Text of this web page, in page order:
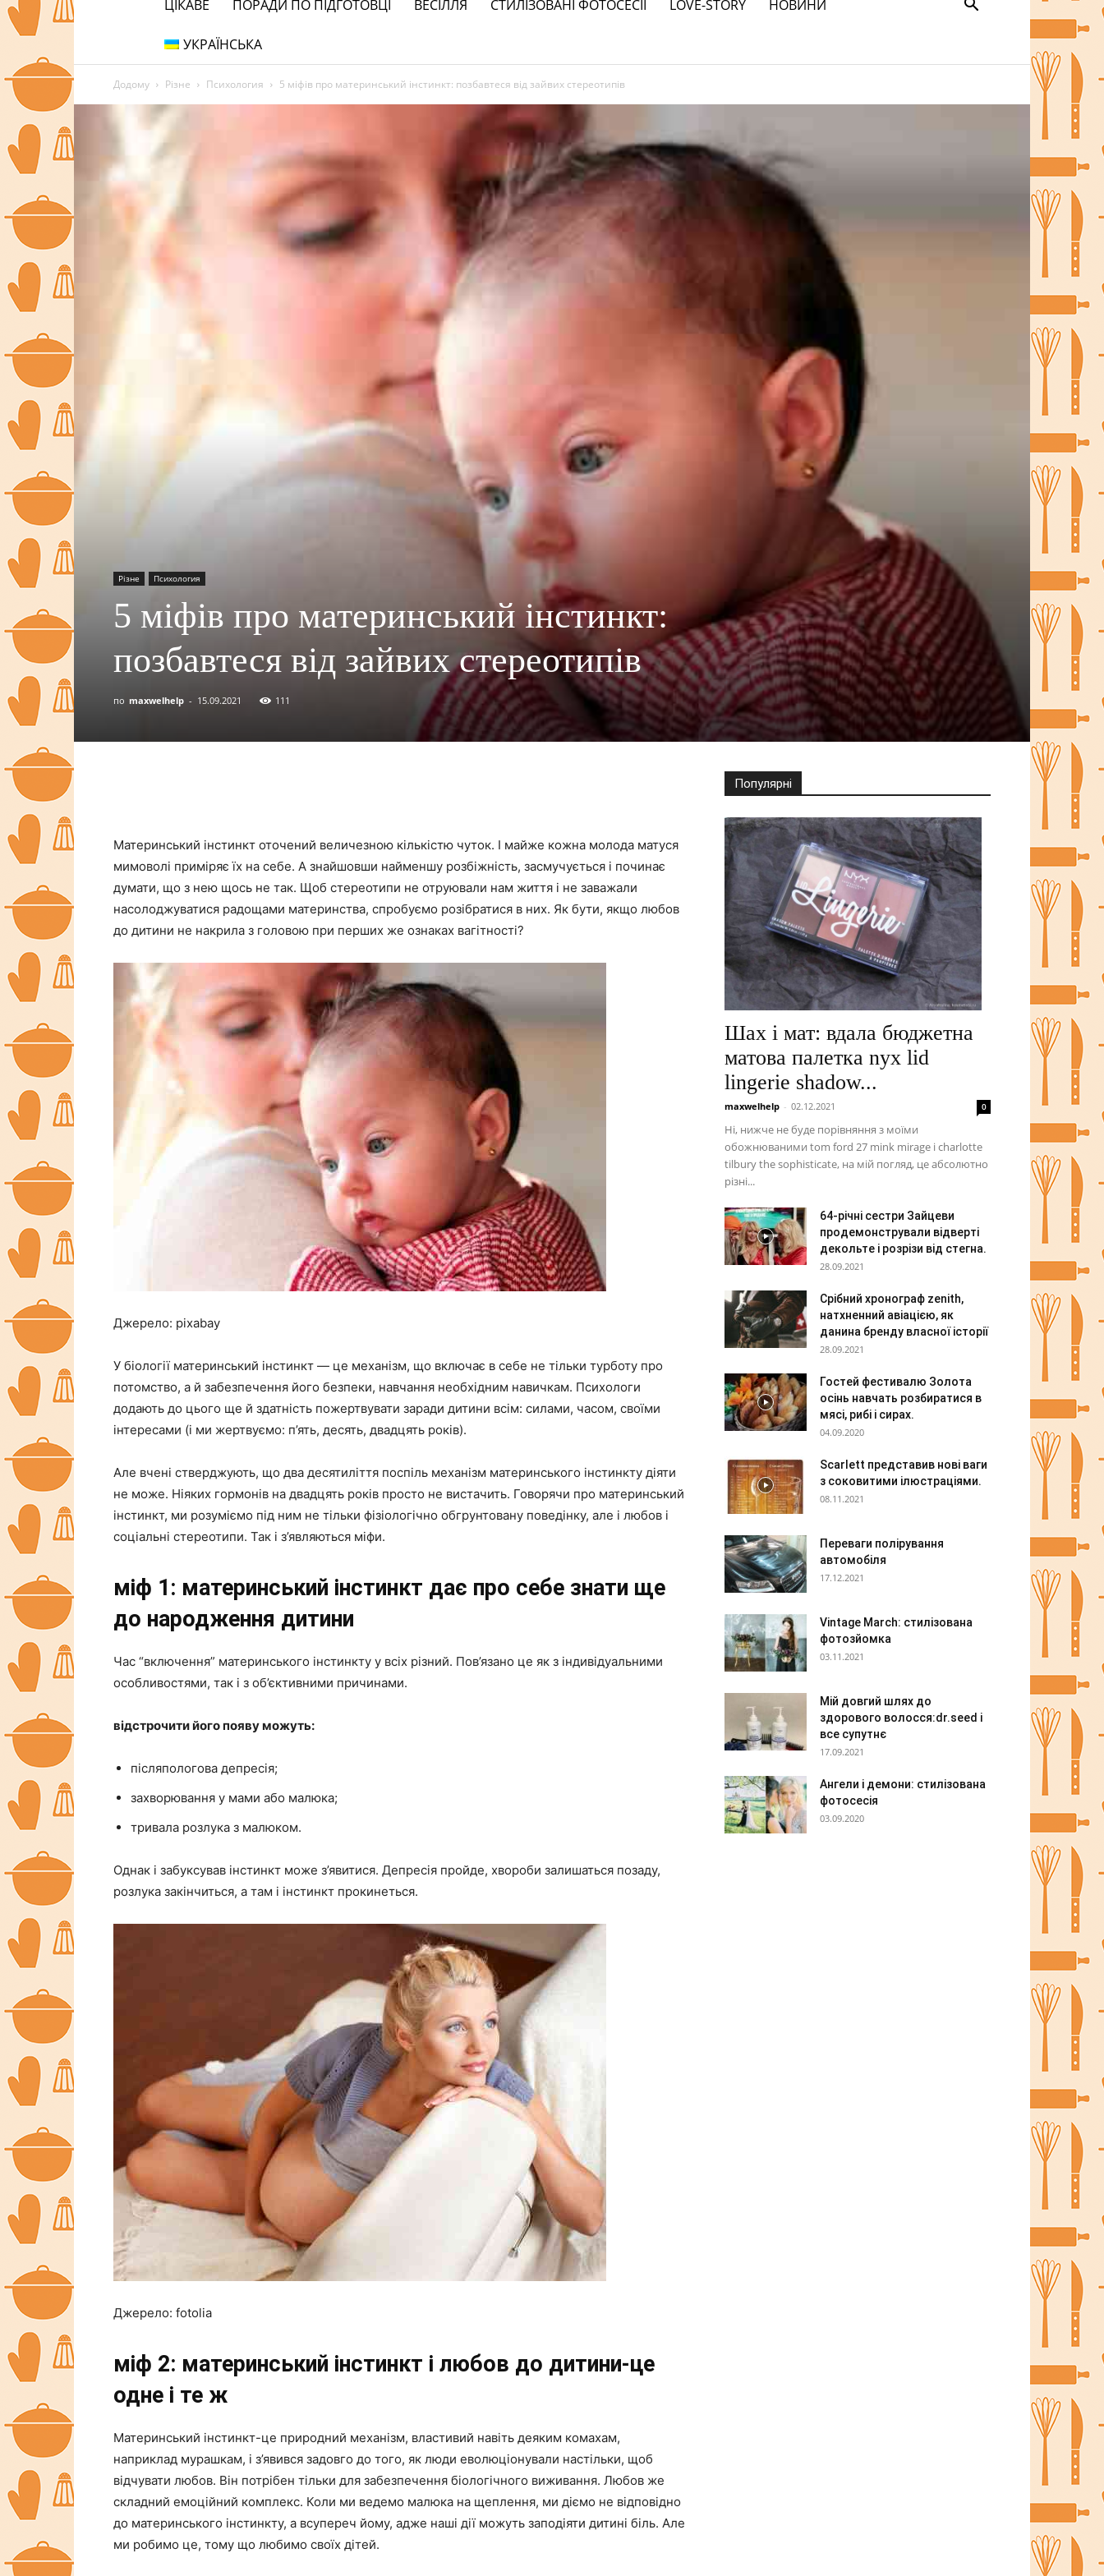
ЦІКАВЕ ПОРАДИ ПО ПІДГОТОВЦІ ВЕСІЛЛЯ СТИЛІЗОВАНІ ФОТОСЕСІЇ LOVE-STORY НОВИНИ
УКРАЇНСЬКА
Додому Різне Психология 5 міфів про материнський інстинкт: позбавтеся від зайвих стереотипів
Різне Психология
5 міфів про материнський інстинкт:
позбавтеся від зайвих стереотипів
по maxwelhelp - 15.09.2021 111
Материнський інстинкт оточений величезною кількістю чуток. І майже кожна молода матуся
мимоволі приміряє їх на себе. А знайшовши найменшу розбіжність, засмучується і починає
думати, що з нею щось не так. Щоб стереотипи не отруювали нам життя і не заважали
насолоджуватися радощами материнства, спробуємо розібратися в них. Як бути, якщо любов
до дитини не накрила з головою при перших же ознаках вагітності?
Джерело: pixabay
У біології материнський інстинкт — це механізм, що включає в себе не тільки турботу про
потомство, а й забезпечення його безпеки, навчання необхідним навичкам. Психологи
додають до цього ще й здатність пожертвувати заради дитини всім: силами, часом, своїми
інтересами (і ми жертвуємо: п’ять, десять, двадцять років).
Але вчені стверджують, що два десятиліття поспіль механізм материнського інстинкту діяти
не може. Ніяких гормонів на двадцять років просто не вистачить. Говорячи про материнський
інстинкт, ми розуміємо під ним не тільки фізіологічно обгрунтовану поведінку, але і любов і
соціальні стереотипи. Так і з’являються міфи.
міф 1: материнський інстинкт дає про себе знати ще
до народження дитини
Час “включення” материнського інстинкту у всіх різний. Пов’язано це як з індивідуальними
особливостями, так і з об’єктивними причинами.
відстрочити його появу можуть:
післяпологова депресія;
захворювання у мами або малюка;
тривала розлука з малюком.
Однак і забуксував інстинкт може з’явитися. Депресія пройде, хвороби залишаться позаду,
розлука закінчиться, а там і інстинкт прокинеться.
Джерело: fotolia
міф 2: материнський інстинкт і любов до дитини-це
одне і те ж
Материнський інстинкт-це природний механізм, властивий навіть деяким комахам,
наприклад мурашкам, і з’явився задовго до того, як люди еволюціонували настільки, щоб
відчувати любов. Він потрібен тільки для забезпечення біологічного виживання. Любов же
складний емоційний комплекс. Коли ми ведемо малюка на щеплення, ми діємо не відповідно
до материнського інстинкту, а всупереч йому, адже наші дії можуть заподіяти дитині біль. Але
ми робимо це, тому що любимо своїх дітей.
Популярні
Шах і мат: вдала бюджетна
матова палетка nyx lid
lingerie shadow...
maxwelhelp - 02.12.2021 0
Ні, нижче не буде порівняння з моїми
обожнюваними tom ford 27 mink mirage і charlotte
tilbury the sophisticate, на мій погляд, це абсолютно
різні...
64-річні сестри Зайцеви
продемонстрували відверті
декольте і розрізи від стегна.
28.09.2021
Срібний хронограф zenith,
натхненний авіацією, як
данина бренду власної історії
28.09.2021
Гостей фестивалю Золота
осінь навчать розбиратися в
мясі, рибі і сирах.
04.09.2020
Scarlett представив нові ваги
з соковитими ілюстраціями.
08.11.2021
Переваги полірування
автомобіля
17.12.2021
Vintage March: стилізована
фотозйомка
03.11.2021
Мій довгий шлях до
здорового волосся:dr.seed і
все супутнє
17.09.2021
Ангели і демони: стилізована
фотосесія
03.09.2020